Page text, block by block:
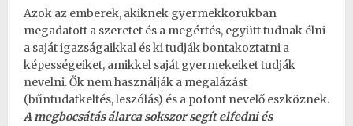
Azok az emberek, akiknek gyermekkorukban
megadatott a szeretet és a megértés, együtt tudnak élni
a saját igazságaikkal és ki tudják bontakoztatni a
képességeiket, amikkel saját gyermekeiket tudják
nevelni. Ők nem használják a megalázást
(bűntudatkeltés, leszólás) és a pofont nevelő eszköznek.
A megbocsátás álarca sokszor segít elfedni és